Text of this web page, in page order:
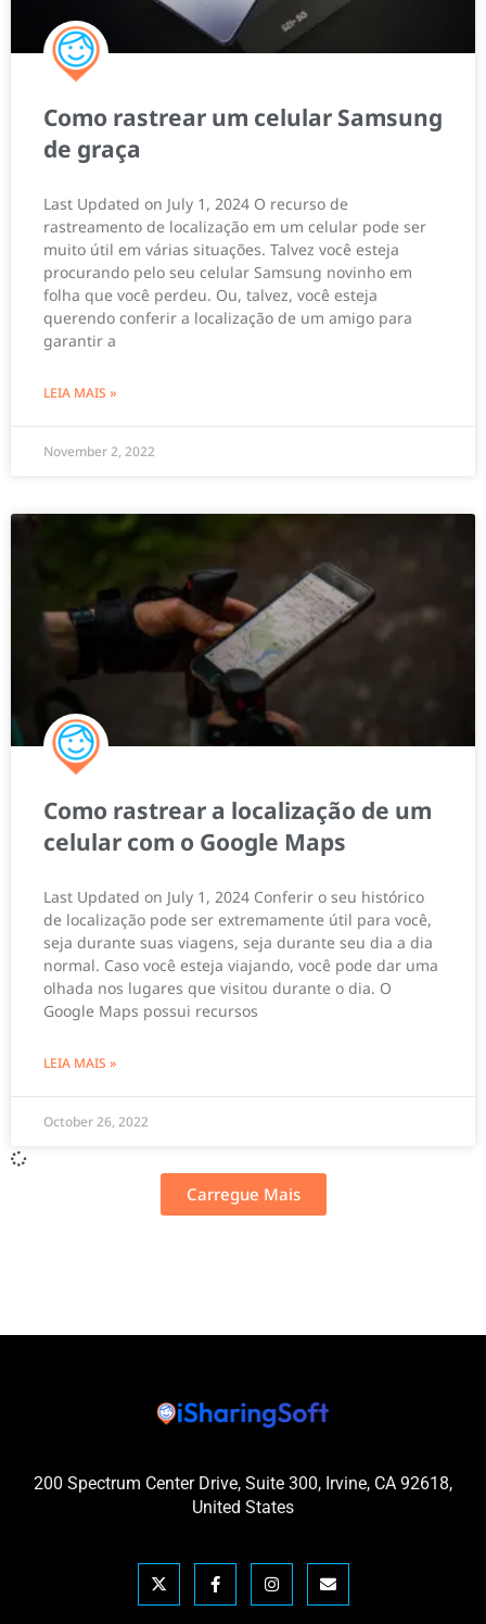
Como rastrear um celular Samsung
de graça
Last Updated on July 1, 2024 O recurso de
rastreamento de localização em um celular pode ser
muito útil em várias situações. Talvez você esteja
procurando pelo seu celular Samsung novinho em
folha que você perdeu. Ou, talvez, você esteja
querendo conferir a localização de um amigo para
garantir a
LEIA MAIS »
November 2, 2022
Como rastrear a localização de um
celular com o Google Maps
Last Updated on July 1, 2024 Conferir o seu histórico
de localização pode ser extremamente útil para você,
seja durante suas viagens, seja durante seu dia a dia
normal. Caso você esteja viajando, você pode dar uma
olhada nos lugares que visitou durante o dia. O
Google Maps possui recursos
LEIA MAIS »
October 26, 2022
Carregue Mais
200 Spectrum Center Drive, Suite 300, Irvine, CA 92618,
United States